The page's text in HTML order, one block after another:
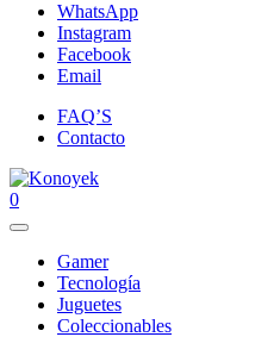
WhatsApp
Instagram
Facebook
Email
FAQ’S
Contacto
0
Gamer
Tecnología
Juguetes
Coleccionables